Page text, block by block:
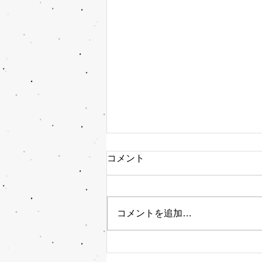
コメント
コメントを追加…